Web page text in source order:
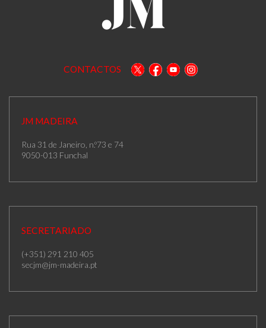
CONTACTOS
JM MADEIRA
Rua 31 de Janeiro, n.º73 e 74
9050-013 Funchal
SECRETARIADO
(+351) 291 210 405
secjm@jm-madeira.pt